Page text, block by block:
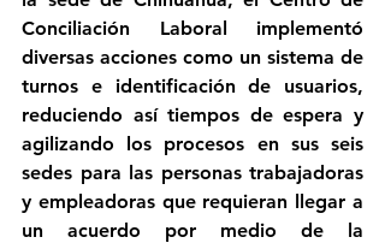
Conciliación Laboral implementó
diversas acciones como un sistema de
turnos e identificación de usuarios,
reduciendo así tiempos de espera y
agilizando los procesos en sus seis
sedes para las personas trabajadoras
y empleadoras que requieran llegar a
un acuerdo por medio de la